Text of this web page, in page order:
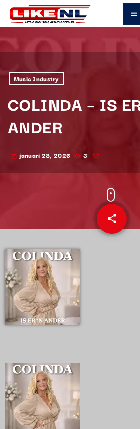
menu
Music Industry
COLINDA – IS
ANDER
today januari 28, 2026 3
share
email